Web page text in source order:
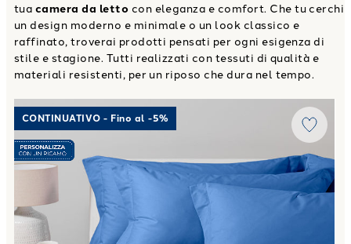
tua camera da letto con eleganza e comfort. Che tu cerchi
un design moderno e minimale o un look classico e
raffinato, troverai prodotti pensati per ogni esigenza di
stile e stagione. Tutti realizzati con tessuti di qualità e
materiali resistenti, per un riposo che dura nel tempo.
Link to "Completo Lenzuola Cotone tinta unita
CONTINUATIVO - Fino al -5%